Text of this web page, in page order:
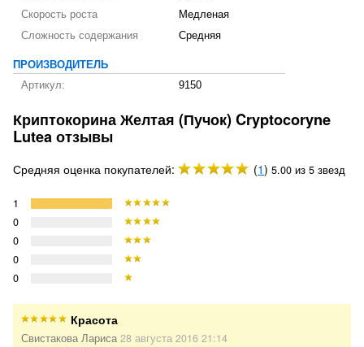
Скорость роста
Медленая
Сложность содержания
Средняя
ПРОИЗВОДИТЕЛЬ
Артикул:
9150
Криптокорина Желтая (Пучок) Cryptocoryne
Lutea отзывы
Средняя оценка покупателей: (1)5.00 из 5 звезд
1
0
0
0
0
Красота
Свистакова Лариса 28 августа 2016 21:14